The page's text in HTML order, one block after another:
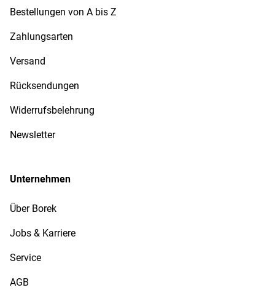
Bestellungen von A bis Z
Zahlungsarten
Versand
Rücksendungen
Widerrufsbelehrung
Newsletter
Unternehmen
Über Borek
Jobs & Karriere
Service
AGB